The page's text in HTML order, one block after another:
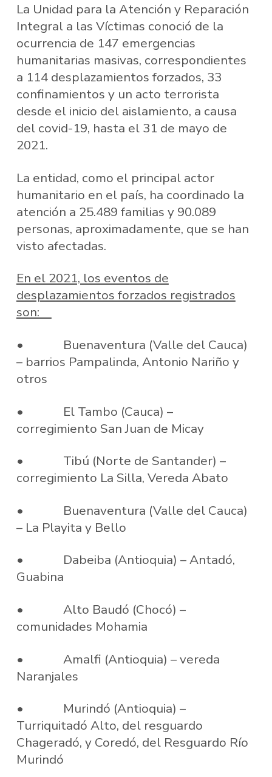
La Unidad para la Atención y Reparación
Integral a las Víctimas conoció de la
ocurrencia de 147 emergencias
humanitarias masivas, correspondientes
a 114 desplazamientos forzados, 33
confinamientos y un acto terrorista
desde el inicio del aislamiento, a causa
del covid-19, hasta el 31 de mayo de
2021.
La entidad, como el principal actor
humanitario en el país, ha coordinado la
atención a 25.489 familias y 90.089
personas, aproximadamente, que se han
visto afectadas.
En el 2021, los eventos de
desplazamientos forzados registrados
son:
• Buenaventura (Valle del Cauca)
– barrios Pampalinda, Antonio Nariño y
otros
• El Tambo (Cauca) –
corregimiento San Juan de Micay
• Tibú (Norte de Santander) –
corregimiento La Silla, Vereda Abato
• Buenaventura (Valle del Cauca)
– La Playita y Bello
• Dabeiba (Antioquia) – Antadó,
Guabina
• Alto Baudó (Chocó) –
comunidades Mohamia
• Amalfi (Antioquia) – vereda
Naranjales
• Murindó (Antioquia) –
Turriquitadó Alto, del resguardo
Chageradó, y Coredó, del Resguardo Río
Murindó